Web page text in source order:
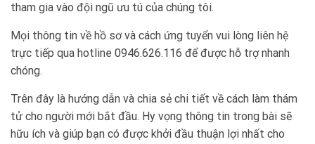
tham gia vào đội ngũ ưu tú của chúng tôi.
Mọi thông tin về hồ sơ và cách ứng tuyển vui lòng liên hệ
trực tiếp qua hotline 0946.626.116 để được hỗ trợ nhanh
chóng.
Trên đây là hướng dẫn và chia sẻ chi tiết về cách làm thám
tử cho người mới bắt đầu. Hy vọng thông tin trong bài sẽ
hữu ích và giúp bạn có được khởi đầu thuận lợi nhất cho